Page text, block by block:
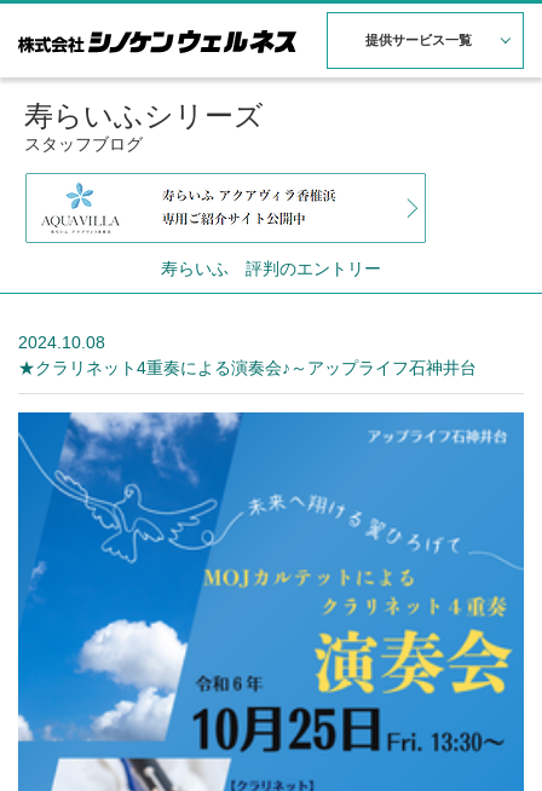
提供サービス一覧
寿らいふシリーズ
スタッフブログ
寿らいふ 評判のエントリー
2024.10.08
★クラリネット4重奏による演奏会♪～アップライフ石神井台